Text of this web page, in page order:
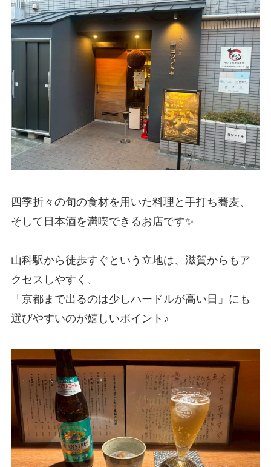
四季折々の旬の食材を用いた料理と手打ち蕎麦、
そして日本酒を満喫できるお店です✨
山科駅から徒歩すぐという立地は、滋賀からもア
クセスしやすく、
「京都まで出るのは少しハードルが高い日」にも
選びやすいのが嬉しいポイント♪